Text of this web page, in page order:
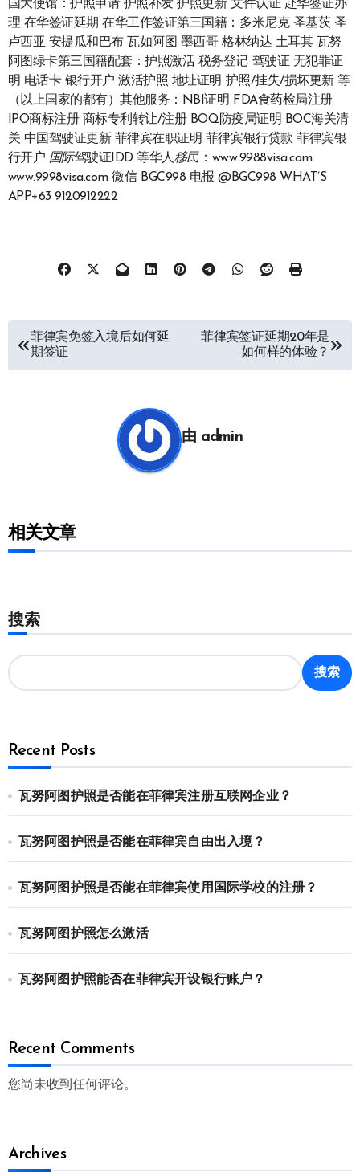
国大使馆：护照申请 护照补发 护照更新 文件认证 赴华签证办
理 在华签证延期 在华工作签证第三国籍：多米尼克 圣基茨 圣
卢西亚 安提瓜和巴布 瓦如阿图 墨西哥 格林纳达 土耳其 瓦努
阿图绿卡第三国籍配套：护照激活 税务登记 驾驶证 无犯罪证
明 电话卡 银行开户 激活护照 地址证明 护照/挂失/损坏更新 等
（以上国家的都有）其他服务：NBI证明 FDA食药检局注册
IPO商标注册 商标专利转让/注册 BOQ防疫局证明 BOC海关清
关 中国驾驶证更新 菲律宾在职证明 菲律宾银行贷款 菲律宾银
行开户 国际驾驶证IDD 等华人移民：www.9988visa.com
www.9998visa.com 微信 BGC998 电报 @BGC998 WHAT’S
APP+63 9120912222
菲律宾免签入境后如何延
期签证
菲律宾签证延期20年是
如何样的体验？
由 admin
相关文章
搜索
搜索
Recent Posts
瓦努阿图护照是否能在菲律宾注册互联网企业？
瓦努阿图护照是否能在菲律宾自由出入境？
瓦努阿图护照是否能在菲律宾使用国际学校的注册？
瓦努阿图护照怎么激活
瓦努阿图护照能否在菲律宾开设银行账户？
Recent Comments
您尚未收到任何评论。
Archives